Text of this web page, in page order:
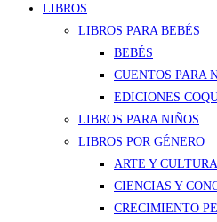
LIBROS
LIBROS PARA BEBÉS
BEBÉS
CUENTOS PARA
EDICIONES
LIBROS PARA NIÑOS
LIBROS POR GÉNERO
ARTE Y CULTURA
CIENCIAS Y
CRECIMIENTO